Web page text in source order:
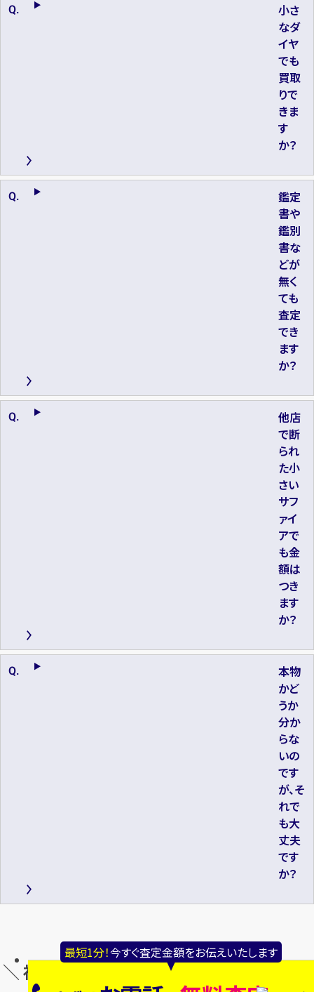
最短1分！今すぐ査定金額をお伝えいたします
小さ
なダ
イヤ
でも
買取
りで
きま
す
か？
鑑定
書や
鑑別
書な
どが
無く
ても
査定
でき
ます
か？
他店
で断
られ
た小
さい
サフ
ァイ
アで
も金
額は
つき
ます
か？
本物
かど
うか
分か
らな
いの
です
が、そ
れで
も大
丈夫
です
か？
＼ 福岡野間店の買取品目別の店舗情報 ／